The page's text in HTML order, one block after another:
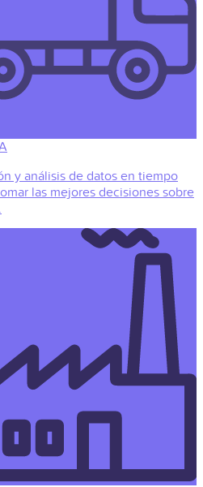
y análisis de datos en tiempo
las mejores decisiones sobre